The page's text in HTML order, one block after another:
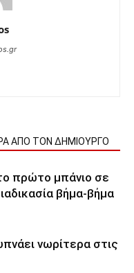
ΑΠΟ ΤΟΝ ΔΗΜΙΟΥΡΓΟ
πρώτο μπάνιο σε
βήμα-βήμα
νωρίτερα στις